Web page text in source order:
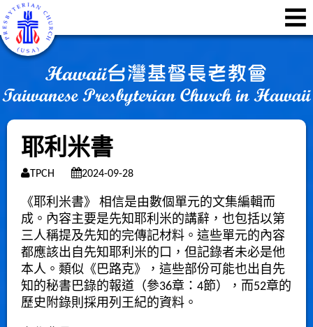
耶利米書
TPCH 2024-09-28
《耶利米書》 相信是由數個單元的文集編輯而
成。內容主要是先知耶利米的講辭，也包括以第
三人稱提及先知的完傳記材料。這些單元的內容
都應該出自先知耶利米的口，但記錄者未必是他
本人。類似《巴路克》，這些部份可能也出自先
知的秘書巴錄的報道（參36章：4節），而52章的
歷史附錄則採用列王紀的資料。